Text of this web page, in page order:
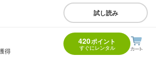
試し読み
得
420ポイント
すぐにレンタル